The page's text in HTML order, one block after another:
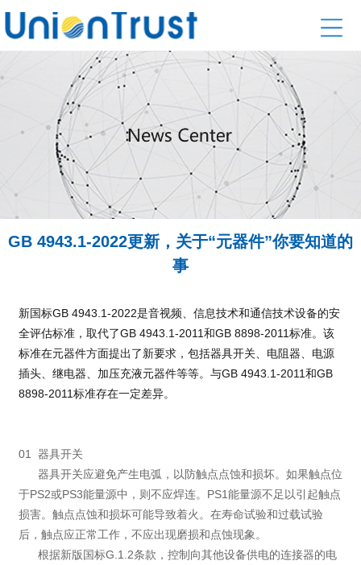
GB 4943.1-2022更新，关于“元器件”你要知道的
事
新国标GB 4943.1-2022是音视频、信息技术和通信技术设备的安
全评估标准，取代了GB 4943.1-2011和GB 8898-2011标准。该
标准在元器件方面提出了新要求，包括器具开关、电阻器、电源
插头、继电器、加压充液元器件等等。与GB 4943.1-2011和GB
8898-2011标准存在一定差异。
01 器具开关
器具开关应避免产生电弧，以防触点点蚀和损坏。如果触点位
于PS2或PS3能量源中，则不应焊连。PS1能量源不足以引起触点
损害。触点点蚀和损坏可能导致着火。在寿命试验和过载试验
后，触点应正常工作，不应出现磨损和点蚀现象。
根据新版国标G.1.2条款，控制向其他设备供电的连接器的电